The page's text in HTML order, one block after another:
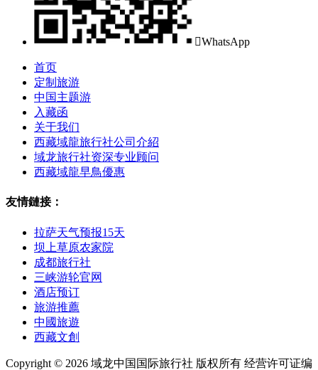
WhatsApp
首页
定制旅游
中国主题游
入藏函
关于我们
西藏域龍旅行社公司介紹
域龙旅行社资深专业顾问
西藏域龍早鳥優惠
友情鏈接：
拉萨天气预报15天
坝上草原农家院
成都旅行社
三峡游轮官网
酒店预订
旅游推薦
中國旅遊
西藏文創
Copyright © 2026 域龙中国国际旅行社 版权所有 经营许可证编